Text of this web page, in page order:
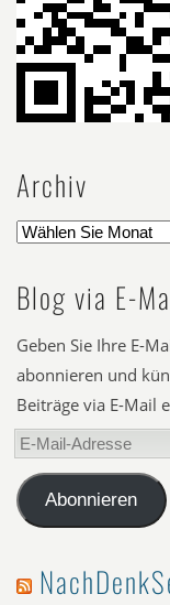
Archiv
Blog via E-
Geben Sie Ihre E-
abonnieren und
Beiträge via E-Mail
E-
Mail-
AdresseAbonnieren